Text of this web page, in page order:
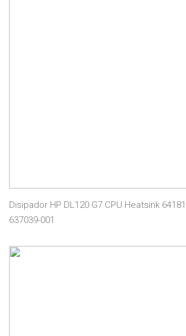
Disipador HP DL120 G7 CPU Heatsink
637039-001